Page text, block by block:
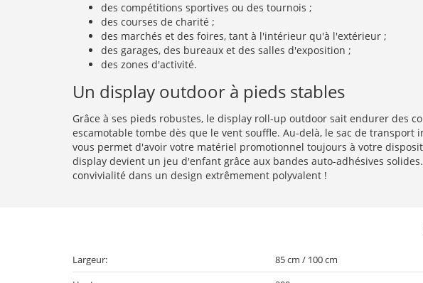
des compétitions sportives ou des tournois ;
des courses de charité ;
des marchés et des foires, tant à l'intérieur qu'à l'extérieur ;
des garages, des bureaux et des salles d'exposition ;
des zones d'activité.
Un display outdoor à pieds stables
Grâce à ses pieds robustes, le display roll-up outdoor sait endurer des
escamotable tombe dès que le vent souffle. Au-delà, le sac de
vous permet d'avoir votre matériel promotionnel toujours à votre
display devient un jeu d'enfant grâce aux bandes auto-adhésives
convivialité dans un design extrêmement polyvalent !
Largeur:
85 cm / 100 cm